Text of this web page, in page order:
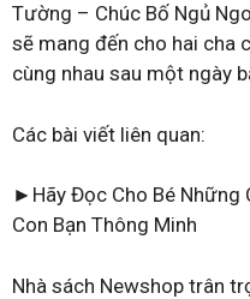
Tường – Chúc Bố Ngủ
sẽ mang đến cho hai cha
cùng nhau sau một ngày
Các bài viết liên quan:
►Hãy Đọc Cho Bé Những
Con Bạn Thông Minh
Nhà sách Newshop trân